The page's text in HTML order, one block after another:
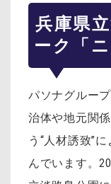
兵庫県
ーク「
パソナグルー
治体や地元関
う“人材誘致”
んでいます。